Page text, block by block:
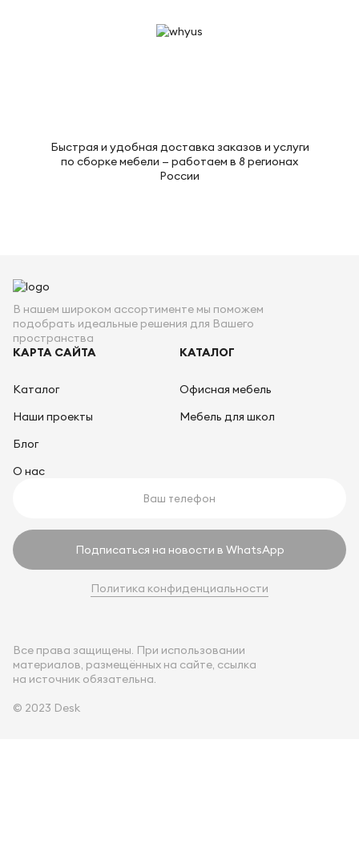
Быстрая и удобная доставка заказов и услуги
по сборке мебели — работаем в 8 регионах
России
В нашем широком ассортименте мы поможем
подобрать идеальные решения для Вашего
пространства
КАРТА САЙТА
Каталог
Наши проекты
Блог
О нас
КАТАЛОГ
Офисная мебель
Мебель для школ
Подписаться на новости в WhatsApp
Политика конфиденциальности
Все права защищены. При использовании
материалов, размещённых на сайте, ссылка
на источник обязательна.
© 2023 Desk